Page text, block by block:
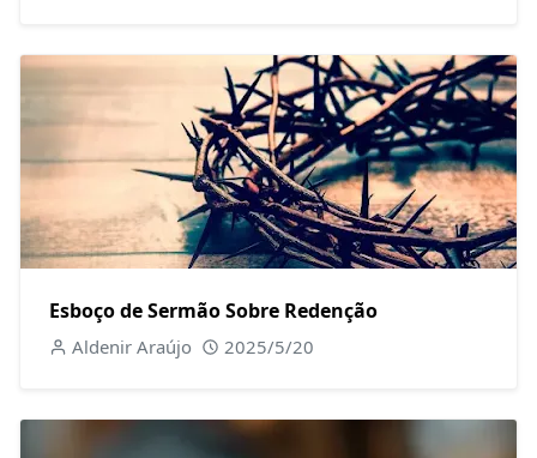
Esboço de Sermão Sobre Redenção
Aldenir Araújo 2025/5/20